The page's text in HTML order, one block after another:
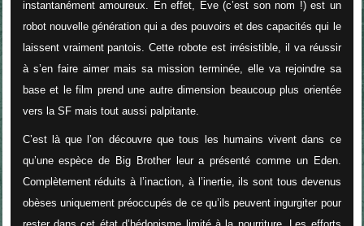
instantanément amoureux. En effet, Eve (c’est son nom !) est un
robot nouvelle génération qui a des pouvoirs et des capacités qui le
laissent vraiment pantois. Cette robote est irrésistible, il va réussir
à s’en faire aimer mais sa mission terminée, elle va rejoindre sa
base et le film prend une autre dimension beaucoup plus orientée
vers la SF mais tout aussi palpitante.
C’est là que l’on découvre que tous les humains vivent dans ce
qu’une espèce de Big Brother leur a présenté comme un Eden.
Complètement réduits à l’inaction, à l’inertie, ils sont tous devenus
obèses uniquement préoccupés de ce qu’ils peuvent ingurgiter pour